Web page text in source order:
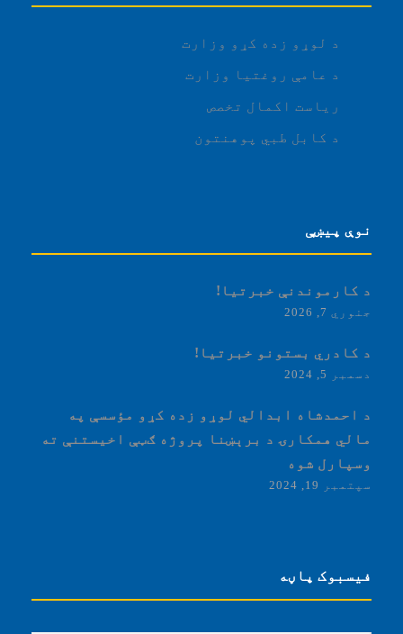
د لوړو زده کړو وزارت
د عامې روغتیا وزارت
ریاست اکمال تخصص
د کابل طبي پوهنتون
نوې پیښې
د کارموندنې خبرتیا!
جنوري 7, 2026
د کادري بستونو خبرتیا!
دسمبر 5, 2024
د احمدشاه ابدالي لوړو زده کړو مؤسسې په
مالي همکارۍ د برېښنا پروژه ګټې اخیستنې ته
وسپارل شوه
سپتمبر 19, 2024
فیسبوک پاڼه